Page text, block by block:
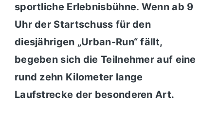
sportliche Erlebnisbühne. Wenn ab 9
Uhr der Startschuss für den
diesjährigen „Urban-Run“ fällt,
begeben sich die Teilnehmer auf eine
rund zehn Kilometer lange
Laufstrecke der besonderen Art.